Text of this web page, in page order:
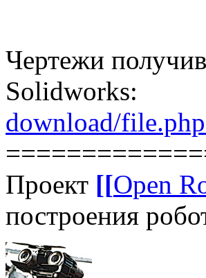
Чертежи
Solidworks:
download/
Проект [[Open
построения